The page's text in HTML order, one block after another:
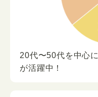
20代〜50代を中心に
が活躍中！